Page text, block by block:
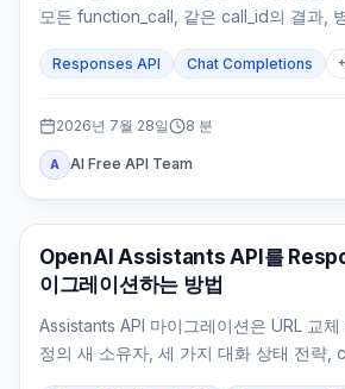
모든 function_call, 같은 call_id의 결과,
Responses API Chat Completions +
2026년 7월 28일 8 분
A AI Free API Team
API 가이드
OpenAI Assistants API를
이그레이션하는 방법
Assistants API 마이그레이션은 URL 교
정의 새 소유자, 세 가지 대화 상태 전략,